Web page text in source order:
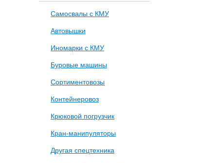
Самосвалы с КМУ
Автовышки
Иномарки с КМУ
Буровые машины
Сортиментовозы
Контейнеровоз
Крюковой погрузчик
Кран-манипуляторы
Другая спецтехника